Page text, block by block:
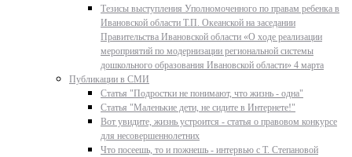
Тезисы выступления Уполномоченного по правам ребенка в
Ивановской области Т.П. Океанской на заседании
Правительства Ивановской области «О ходе реализации
мероприятий по модернизации региональной системы
дошкольного образования Ивановской области» 4 марта
Публикации в СМИ
Статья "Подростки не понимают, что жизнь - одна"
Статья "Маленькие дети, не сидите в Интернете!"
Вот увидите, жизнь устроится - статья о правовом конкурсе
для несовершеннолетних
Что посеешь, то и пожнешь - интервью с Т. Степановой